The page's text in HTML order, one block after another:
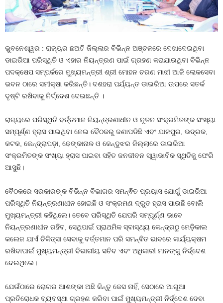
ଭୁବନେଶ୍ୱର : ରାଜ୍ୟର ଛଅଟି ଜିଲ୍ଲାର ବିଭିନ୍ନ ଅଞ୍ଚଳରେ ଦେଖାଦେଇଥିବା
ଡାଇରିଆ ପରିସ୍ଥିତି ଓ ଏହାର ନିୟନ୍ତ୍ରଣ ପାଇଁ ଗ୍ରହଣ କରାଯାଉଥିବା ବିଭିନ୍ନ
ପଦକ୍ଷେପ ସମ୍ପର୍କରେ ମୁଖ୍ୟମନ୍ତ୍ରୀ ଶ୍ରୀ ମୋହନ ଚରଣ ମାଝୀ ଆଜି ଲୋକସେବା
ଭବନ ଠାରେ ସମୀକ୍ଷା କରିଛନ୍ତି। ଦଶହରା ପର୍ଯ୍ୟନ୍ତ ଡାଇରିଆ ଉପରେ ସତର୍କ
ଦୃଷ୍ଟି ରଖିବାକୁ ନିର୍ଦ୍ଦେଶ ଦେଇଛନ୍ତି ।
ରାଜ୍ୟରେ ପରିସ୍ଥିତି ବର୍ତ୍ତମାନ ନିୟନ୍ତ୍ରଣାଧୀନ ଓ ନୂତନ ସଂକ୍ରମିତଙ୍କ ସଂଖ୍ୟା
ସମ୍ପୂର୍ଣ୍ଣ ହ୍ରାସ ପାଇଥିବା ନେଇ ବୈଠକରୁ ଜଣାପଡିଛି ଏବଂ ଯାଜପୁର, ଭଦ୍ରକ,
କଟକ, କେନ୍ଦ୍ରାପଡ଼ା, ଢେଙ୍କାନାଳ ଓ କେନ୍ଦୁଝର ଜିଲ୍ଲାରେ ଡାଇରିଆ
ସଂକ୍ରମିତଙ୍କ ସଂଖ୍ୟା ହ୍ରାସ ପାଇବା ସହିତ ଜନଜୀବନ ସ୍ୱାଭାବିକ ସ୍ଥିତିକୁ ଫେରି
ଆସୁଛି।
ବୈଠକରେ ସରକାରଙ୍କ ବିଭିନ୍ନ ବିଭାଗର ସମନ୍ଵିତ ପ୍ରୟାସ ଯୋଗୁଁ ଡାଇରିଆ
ପରିସ୍ଥିତି ନିୟନ୍ତ୍ରଣାଧୀନ ହୋଇଛି ଓ ସଂକ୍ରମଣ ଦ୍ରୁତ ହ୍ରାସ ପାଉଛି ବୋଲି
ମୁଖ୍ୟମନ୍ତ୍ରୀ କହିଥିଲେ। ତେବେ ପରିସ୍ଥିତି ଯେପରି ସମ୍ପୂର୍ଣ୍ଣ ଭାବେ
ନିୟନ୍ତ୍ରଣାଧୀନ ରହିବ, ସେଥିପାଇଁ ପ୍ରାଥମିକ ସ୍ବାସ୍ଥ୍ୟ କେନ୍ଦ୍ରଠୁ ମେଡ଼ିକାଲ
କଲେଜ ଯାଏଁ ଚିକିତ୍ସା ସେବାକୁ ବର୍ତ୍ତମାନ ପରି ସମନ୍ଵିତ ଭାବରେ କାର୍ଯ୍ୟକ୍ଷମ
ରଖିବାପାଇଁ ମୁଖ୍ୟମନ୍ତ୍ରୀ ବିଭାଗୀୟ ସଚିବ ଏବଂ ଅଧିକାରୀ ମାନଙ୍କୁ ନିର୍ଦ୍ଦେଶ
ଦେଇଥିଲେ।
ଯେଉଁଠାରେ ରୋଗର ଆଶଙ୍କା ଅଛି କିନ୍ତୁ କେସ ନାହିଁ, ସେଠାରେ ଆଗୁଆ
ପ୍ରତିରୋଧକ ବ୍ୟବସ୍ଥା ଗ୍ରହଣ କରିବା ପାଇଁ ମୁଖ୍ୟମନ୍ତ୍ରୀ ନିର୍ଦ୍ଦେଶ ଦେବା